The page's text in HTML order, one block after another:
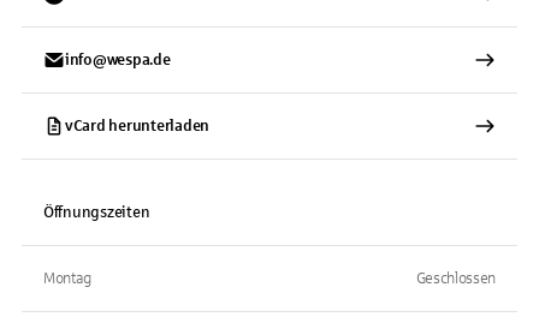
info@wespa.de
vCard herunterladen
Öffnungszeiten
Montag Geschlossen